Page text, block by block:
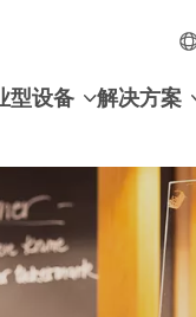
型设备 解决方案